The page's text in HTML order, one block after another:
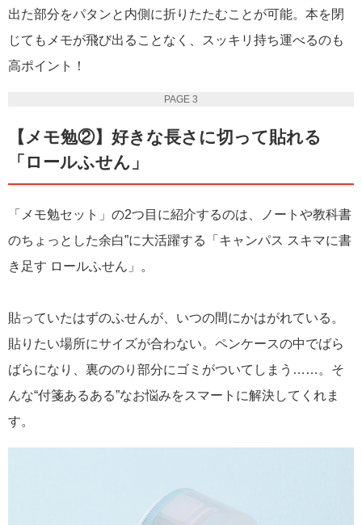
出た部分をパタンと内側に折りたたむことが可能。本を閉
じてもメモが飛び出ることなく、スッキリ持ち運べるのも
高ポイント！
PAGE 3
【メモ勉②】好きな長さに切って貼れる
「ロールふせん」
「メモ勉セット」の2つ目に紹介するのは、ノートや教科書
のちょっとした余白”に大活躍する「キャンパス スキマに書
き足す ロールふせん」。
貼っていたはずのふせんが、いつの間にかはがれている。
貼りたい場所にサイズが合わない。ペンケースの中でばら
ばらになり、裏ののり部分にゴミがついてしまう……。そ
んな“付箋あるある”なお悩みをスマートに解決してくれま
す。